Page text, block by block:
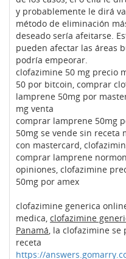
y probablemente le dirá
método de eliminación
deseado sería afeitarse.
pueden afectar las áreas
podría empeorar.
clofazimine 50 mg precio
50 por bitcoin, comprar
lamprene 50mg por
mg venta
comprar lamprene 50mg
50mg se vende sin receta
con mastercard,
comprar lamprene
opiniones, clofazimine
50mg por amex
clofazimine generica
medica, clofazimine
Panamá, la clofazimine se
receta
https://